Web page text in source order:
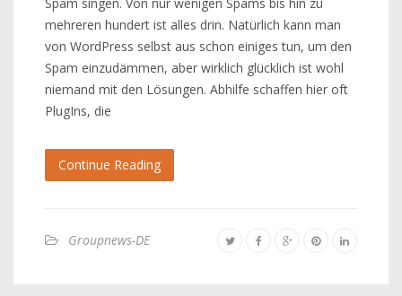
mehreren hundert ist alles drin. Natürlich kann man
von WordPress selbst aus schon einiges tun, um den
Spam einzudämmen, aber wirklich glücklich ist wohl
niemand mit den Lösungen. Abhilfe schaffen hier oft
PlugIns, die
Continue Reading
Groupnews-DE